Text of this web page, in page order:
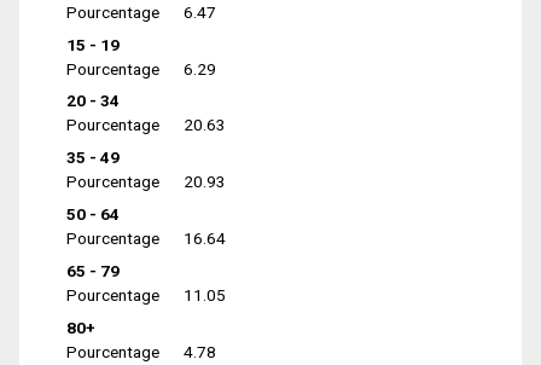
Pourcentage
6.47
15 - 19
Pourcentage
6.29
20 - 34
Pourcentage
20.63
35 - 49
Pourcentage
20.93
50 - 64
Pourcentage
16.64
65 - 79
Pourcentage
11.05
80+
Pourcentage
4.78